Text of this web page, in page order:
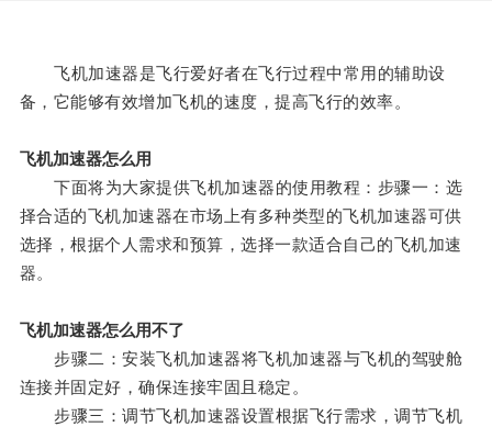
飞机加速器是飞行爱好者在飞行过程中常用的辅助设
备，它能够有效增加飞机的速度，提高飞行的效率。
飞机加速器怎么用
下面将为大家提供飞机加速器的使用教程：步骤一：选
择合适的飞机加速器在市场上有多种类型的飞机加速器可供
选择，根据个人需求和预算，选择一款适合自己的飞机加速
器。
飞机加速器怎么用不了
步骤二：安装飞机加速器将飞机加速器与飞机的驾驶舱
连接并固定好，确保连接牢固且稳定。
步骤三：调节飞机加速器设置根据飞行需求，调节飞机